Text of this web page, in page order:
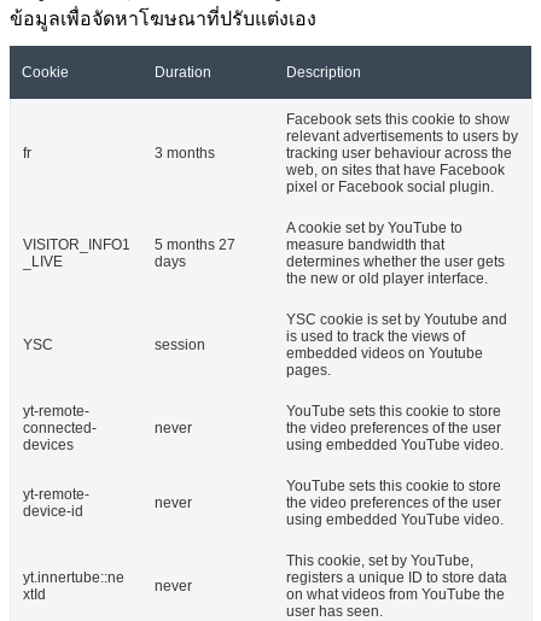
ข้อมูลเพื่อจัดหาโฆษณาที่ปรับแต่งเอง
Cookie Duration Description
fr 3 months
Facebook sets this cookie to show
relevant advertisements to users by
tracking user behaviour across the
web, on sites that have Facebook
pixel or Facebook social plugin.
VISITOR_INFO1
_LIVE
5 months 27
days
A cookie set by YouTube to
measure bandwidth that
determines whether the user gets
the new or old player interface.
YSC session
YSC cookie is set by Youtube and
is used to track the views of
embedded videos on Youtube
pages.
yt-remote-
connected-
devices
never
YouTube sets this cookie to store
the video preferences of the user
using embedded YouTube video.
yt-remote-
device-id
never
YouTube sets this cookie to store
the video preferences of the user
using embedded YouTube video.
yt.innertube::ne
xtId
never
This cookie, set by YouTube,
registers a unique ID to store data
on what videos from YouTube the
user has seen.